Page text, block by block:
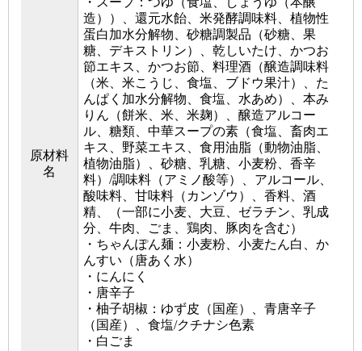
原材料
名
造））、還元水飴、米発酵調味料、植物性
蛋白加水分解物、砂糖調製品（砂糖、果
糖、デキストリン）、乾しいたけ、かつお
節エキス、かつお節、料理酒（醸造調味料
（米、米こうじ、食塩、ブドウ果汁）、た
んぱく加水分解物、食塩、水あめ）、本み
りん（餅米、米、米麹）、醸造アルコー
ル、糖類、中華スープの素（食塩、畜肉エ
キス、野菜エキス、食用油脂（動物油脂、
植物油脂）、砂糖、乳糖、小麦粉、香辛
料）/調味料（アミノ酸等）、アルコール、
酸味料、甘味料（カンゾウ）、香料、酒
精、（一部に小麦、大豆、ゼラチン、乳成
分、牛肉、ごま、鶏肉、豚肉を含む）
・ちゃんぽん麺：小麦粉、小麦たん白、か
んすい（唐あく水）
・にんにく
・唐辛子
・柚子胡椒：ゆず皮（国産）、青唐辛子
（国産）、食塩/クチナシ色素
・白ごま